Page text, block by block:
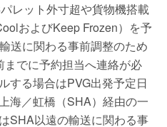
レット外寸超や貨物機搭載
およびKeep Frozen）を予
送に関わる事前調整のため
でに予約担当へ連絡が必
する場合はPVG出発予定日
海／虹橋（SHA）経由の一
SHA以遠の輸送に関わる事